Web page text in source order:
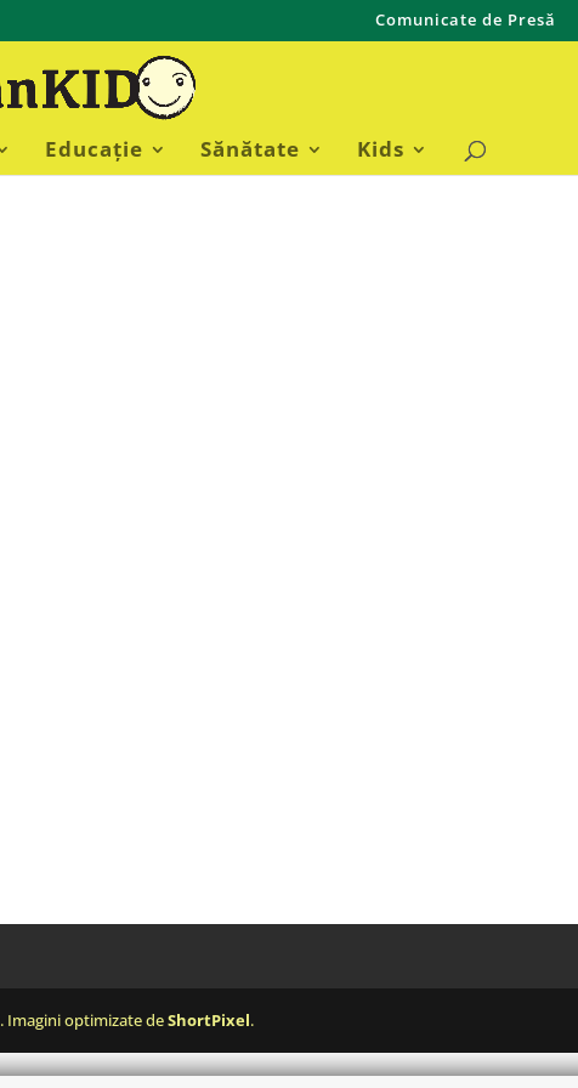
Comunicate de Presă
Educație Sănătate Kids
. Imagini optimizate deShortPixel.